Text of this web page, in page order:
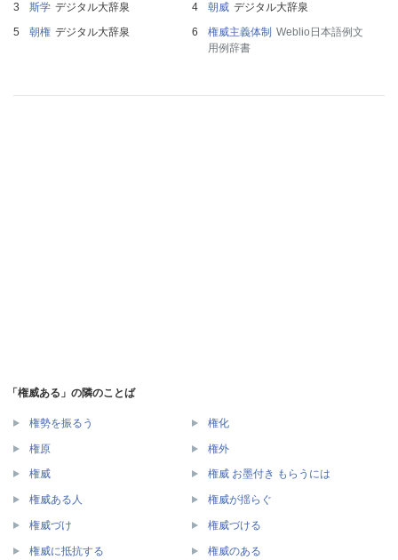
斯学 デジタル大辞泉 朝威 デジタル大辞泉
朝権 デジタル大辞泉 権威主義体制 Weblio日本語例文
用例辞書
「権威ある」の隣のことば
権勢を振るう 権化
権原 権外
権威 権威 お墨付き もらうには
権威ある人 権威が揺らぐ
権威づけ 権威づける
権威に抵抗する 権威のある